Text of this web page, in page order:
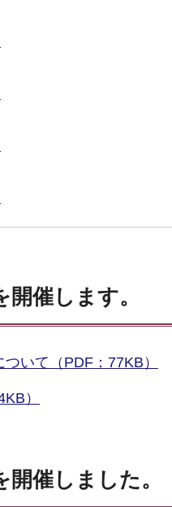
催します。
いて（PDF：77KB）
）
催しました。